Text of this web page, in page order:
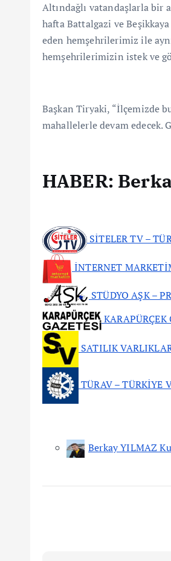
Altındağlı vatandaşlarla bir
hafta Battalgazi ve
eden hemşehrilerimiz ile
hemşehrilerimizin istek ve
Başkan Tiryaki, “İlçemizde
mahallelerle devam edecek.
HABER:
SİTELER TV –
İNTERNET
STÜDYO AŞK –
KARAPÜRÇEK
SATILIK
TÜRAV – TÜRKİYE
Berkay YILMAZ